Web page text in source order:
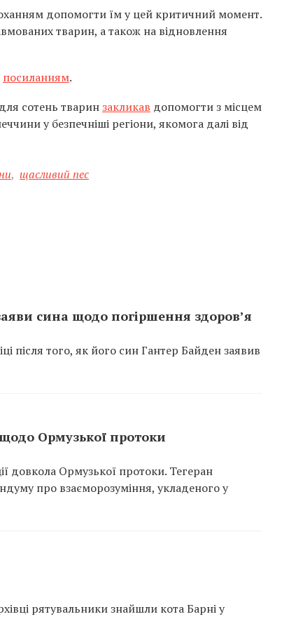
допомогти їм у цей критичний момент.
тварин, а також на відновлення
посиланням.
сотень тваринзакликав допомогти з місцем
у безпечніші регіони, якомога далі від
, щасливий пес
сина щодо погіршення здоров’я
після того, як його син Гантер Байден заявив
Ормузької протоки
довкола Ормузької протоки. Тегеран
про взаєморозуміння, укладеного у
рятувальники знайшли кота Барні у